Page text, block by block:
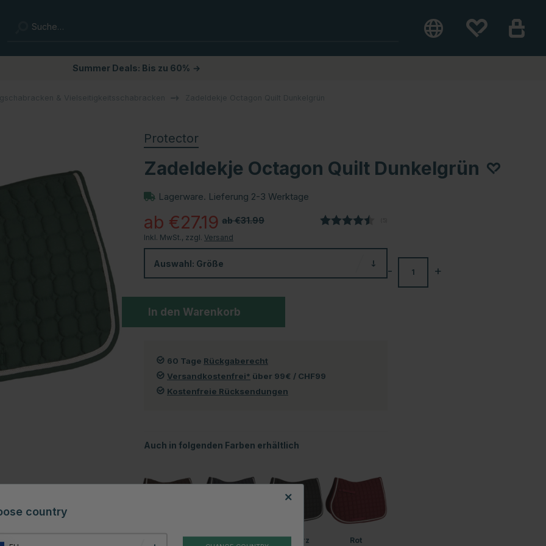
Summer Deals: Bis zu 60% →
Protector
Zadeldekje Octagon Quilt Dunkelgrün
Lagerware. Lieferung 2-3 Werktage
ab €31.99
ab €27.19
Inkl. MwSt., zzgl. Versand
Auswahl: Größe +
-
In den Warenkorb
60 Tage Rückgaberecht
Versandkostenfrei* über 99€ / CHF99
Kostenfreie Rücksendungen
Auch in folgenden Farben erhältlich
Schwarz Rot
country